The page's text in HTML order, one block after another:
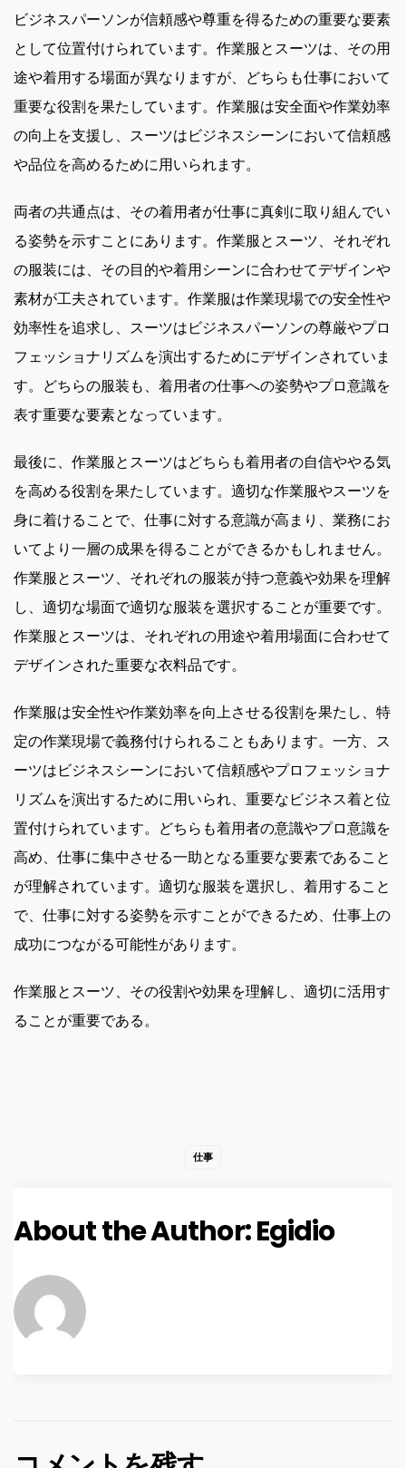
ビジネスパーソンが信頼感や尊重を得るための重要な要素
として位置付けられています。作業服とスーツは、その用
途や着用する場面が異なりますが、どちらも仕事において
重要な役割を果たしています。作業服は安全面や作業効率
の向上を支援し、スーツはビジネスシーンにおいて信頼感
や品位を高めるために用いられます。
両者の共通点は、その着用者が仕事に真剣に取り組んでい
る姿勢を示すことにあります。作業服とスーツ、それぞれ
の服装には、その目的や着用シーンに合わせてデザインや
素材が工夫されています。作業服は作業現場での安全性や
効率性を追求し、スーツはビジネスパーソンの尊厳やプロ
フェッショナリズムを演出するためにデザインされていま
す。どちらの服装も、着用者の仕事への姿勢やプロ意識を
表す重要な要素となっています。
最後に、作業服とスーツはどちらも着用者の自信ややる気
を高める役割を果たしています。適切な作業服やスーツを
身に着けることで、仕事に対する意識が高まり、業務にお
いてより一層の成果を得ることができるかもしれません。
作業服とスーツ、それぞれの服装が持つ意義や効果を理解
し、適切な場面で適切な服装を選択することが重要です。
作業服とスーツは、それぞれの用途や着用場面に合わせて
デザインされた重要な衣料品です。
作業服は安全性や作業効率を向上させる役割を果たし、特
定の作業現場で義務付けられることもあります。一方、ス
ーツはビジネスシーンにおいて信頼感やプロフェッショナ
リズムを演出するために用いられ、重要なビジネス着と位
置付けられています。どちらも着用者の意識やプロ意識を
高め、仕事に集中させる一助となる重要な要素であること
が理解されています。適切な服装を選択し、着用すること
で、仕事に対する姿勢を示すことができるため、仕事上の
成功につながる可能性があります。
作業服とスーツ、その役割や効果を理解し、適切に活用す
ることが重要である。
仕事
About the Author:Egidio